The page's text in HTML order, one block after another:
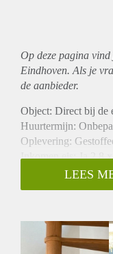
Op deze pagina
Eindhoven. Als je
de aanbieder.
Object: Direct bij de
Huurtermijn:
Oplevering:
Inkomen eis: Ja 2,8
Garantiestelling
Borg: 1 maand
Gedeelde keuken:
Gedeelde Douche:
LEES